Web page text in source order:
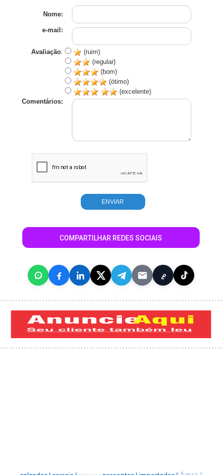
Nome:
e-mail:
Avaliação:
(ruim)
(regular)
(bom)
(ótimo)
(excelente)
Comentários:
COMPARTILHAR REDES SOCIAIS